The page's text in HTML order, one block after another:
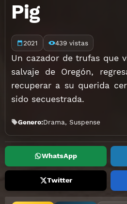
Pig
2021 439 vistas
Un cazador de trufas que
salvaje de Oregón,
recuperar a su querida
sido secuestrada.
Genero:Drama,Suspense
WhatsApp
Twitter